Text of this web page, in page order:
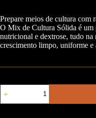
Prepare meios de cultura com
O Mix de Cultura Sólida é um
nutricional e dextrose, tudo na
crescimento limpo, uniforme